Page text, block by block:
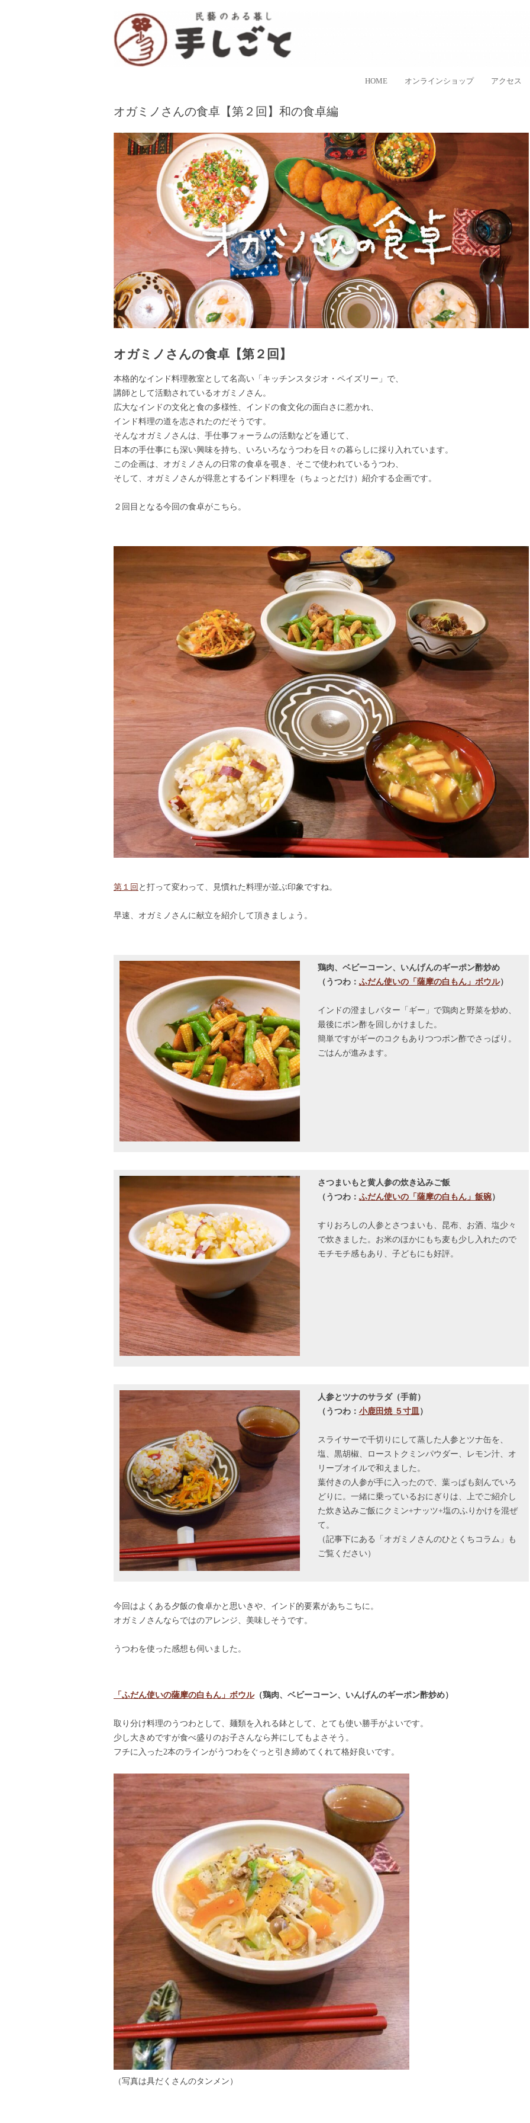
“民芸のある暮し” 手しごと
「手しごと」は陶磁器、木工品、編組品、ガラスなど、日本各地の手仕事品を取り扱う、”民藝のある暮し”を提案する
HOME
オンラインショップ アクセス
オガミノさんの食卓【第２回】和の食卓編
オガミノさんの食卓【第２回】
本格的なインド料理教室として名高い「キッチンスタジオ・ペイズリー」で、
講師として活動されているオガミノさん。
広大なインドの文化と食の多様性、インドの食文化の面白さに惹かれ、
インド料理の道を志されたのだそうです。
そんなオガミノさんは、手仕事フォーラムの活動などを通じて、
日本の手仕事にも深い興味を持ち、いろいろなうつわを日々の暮らしに採り入れています。
この企画は、オガミノさんの日常の食卓を覗き、そこで使われているうつわ、
そして、オガミノさんが得意とするインド料理を（ちょっとだけ）紹介する企画です。
２回目となる今回の食卓がこちら。
第１回 と打って変わって、見慣れた料理が並ぶ印象ですね。
早速、オガミノさんに献立を紹介して頂きましょう。
鶏肉、ベビーコーン、いんげんのギーポン酢炒め
（うつわ： ふだん使いの「薩摩の白もん」ボウル）
インドの澄ましバター「ギー」で鶏肉と野菜を炒め、
最後にポン酢を回しかけました。
簡単ですがギーのコクもありつつポン酢でさっぱり。
ごはんが進みます。
さつまいもと黄人参の炊き込みご飯
（うつわ： ふだん使いの「薩摩の白もん」飯碗）
すりおろしの人参とさつまいも、昆布、お酒、塩少々
で炊きました。お米のほかにもち麦も少し入れたので
モチモチ感もあり、子どもにも好評。
人参とツナのサラダ（手前）
（うつわ： 小鹿田焼 ５寸皿）
スライサーで千切りにして蒸した人参とツナ缶を、
塩、黒胡椒、ローストクミンパウダー、レモン汁、オ
リーブオイルで和えました。
葉付きの人参が手に入ったので、葉っぱも刻んでいろ
どりに。一緒に乗っているおにぎりは、上でご紹介し
た炊き込みご飯にクミン+ナッツ+塩のふりかけを混ぜ
て。
（記事下にある「オガミノさんのひとくちコラム」も
ご覧ください）
今回はよくある夕飯の食卓かと思いきや、インド的要素があちこちに。
オガミノさんならではのアレンジ、美味しそうです。
うつわを使った感想も伺いました。
「ふだん使いの薩摩の白もん」ボウル（鶏肉、ベビーコーン、いんげんのギーポン酢炒め）
取り分け料理のうつわとして、麺類を入れる鉢として、とても使い勝手がよいです。
少し大きめですが食べ盛りのお子さんなら丼にしてもよさそう。
フチに入った2本のラインがうつわをぐっと引き締めてくれて格好良いです。
（写真は具だくさんのタンメン）